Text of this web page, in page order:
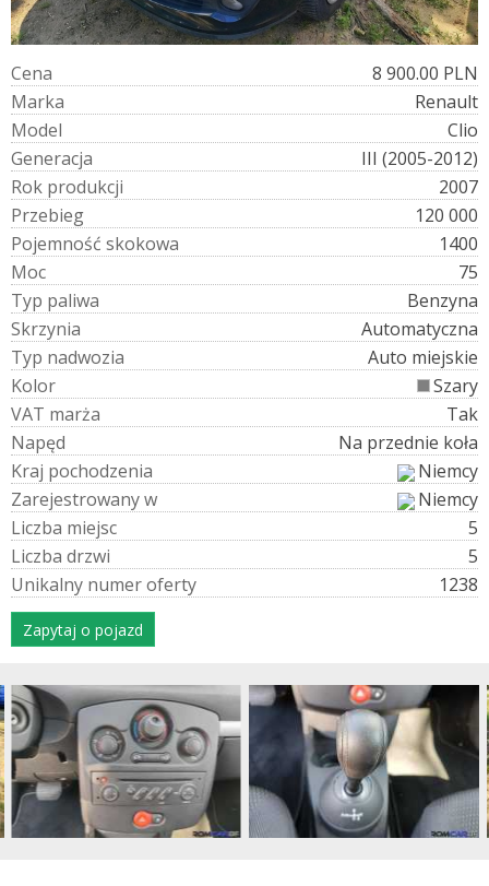
Cena
8 900.00 PLN
Marka
Renault
Model
Clio
Generacja
III (2005-2012)
Rok produkcji
2007
Przebieg
120 000
Pojemność skokowa
1400
Moc
75
Typ paliwa
Benzyna
Skrzynia
Automatyczna
Typ nadwozia
Auto miejskie
Kolor
Szary
VAT marża
Tak
Napęd
Na przednie koła
Kraj pochodzenia
Niemcy
Zarejestrowanyw
Niemcy
Liczba miejsc
5
Liczba drzwi
5
Unikalny numeroferty 1238
Zapytaj o pojazd